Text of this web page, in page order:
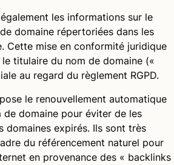
les informations sur le
domaine répertoriées dans les
Cette mise en conformité juridique
titulaire du nom de domaine («
au regard du règlement RGPD.
le renouvellement automatique
de domaine pour éviter de les
expirés. Ils sont très
du référencement naturel pour
en provenance des « backlinks